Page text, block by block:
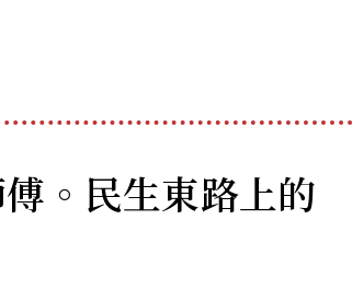
。民生東路上的